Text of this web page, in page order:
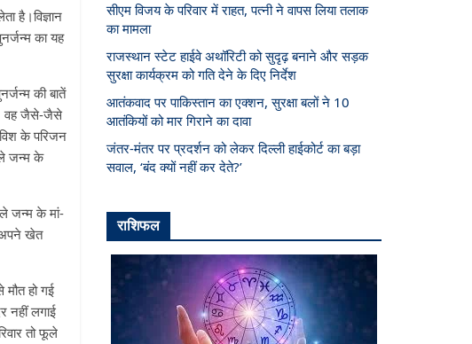
है।विज्ञान
का यह
की बातें
वह जैसे-जैसे
के परिजन
जन्म के
जन्म के मां-
अपने खेत
हो गई
नहीं लगाई
तो फूले
सीएम विजय के परिवार में राहत, पत्नी ने वापस लिया तलाक
का मामला
राजस्थान स्टेट हाईवे अथॉरिटी को सुदृढ़ बनाने और सड़क
सुरक्षा कार्यक्रम को गति देने के दिए निर्देश
आतंकवाद पर पाकिस्तान का एक्शन, सुरक्षा बलों ने 10
आतंकियों को मार गिराने का दावा
जंतर-मंतर पर प्रदर्शन को लेकर दिल्ली हाईकोर्ट का बड़ा
सवाल, ‘बंद क्यों नहीं कर देते?’
राशिफल